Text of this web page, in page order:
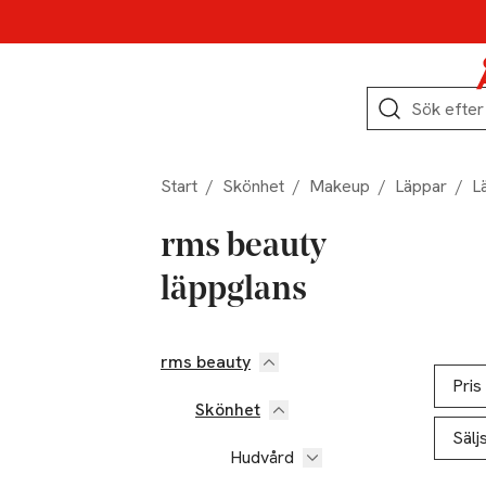
Sök
Start / Skönhet / Makeup / Läppar /
rms beauty
läppglans
Hoppa till produktsidan
rms beauty
Skönhet
Hudvård
Pris
Lista